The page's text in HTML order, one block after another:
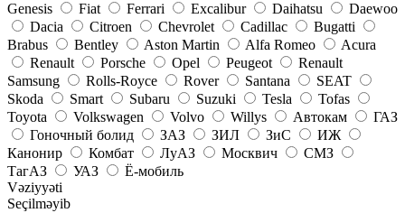
Genesis
Fiat Ferrari Excalibur Daihatsu
Daewoo
Dacia
Citroen Chevrolet Cadillac
Bugatti
Brabus
Bentley Aston Martin Alfa Romeo
Acura
Renault
Porsche Opel Peugeot
Renault
Samsung
Rolls-Royce Rover Santana
SEAT
Skoda
Smart Subaru Suzuki Tesla
Tofas
Toyota
Volkswagen Volvo Willys Автокам
ГАЗ
Гоночный болид
ЗАЗ ЗИЛ ЗиС
ИЖ
Канонир
Комбат ЛуАЗ Москвич
СМЗ
ТагАЗ
УАЗ
Ё-мобиль
Vəziyyəti
Seçilməyib